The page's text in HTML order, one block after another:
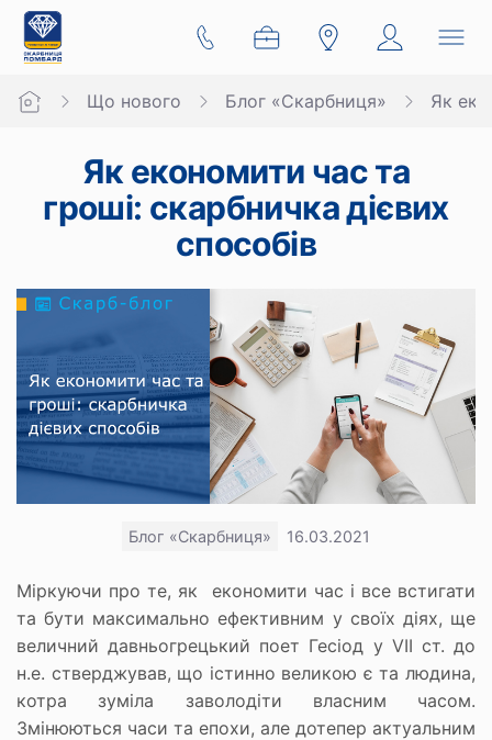
Що нового Блог «Скарбниця» Як
Як економити час та
гроші: скарбничка дієвих
способів
Блог «Скарбниця» 16.03.2021
Міркуючи про те, як економити час і все встигати
та бути максимально ефективним у своїх діях, ще
величний давньогрецький поет Гесіод у VII ст. до
н.е. стверджував, що істинно великою є та людина,
котра зуміла заволодіти власним часом.
Змінюються часи та епохи, але дотепер актуальним